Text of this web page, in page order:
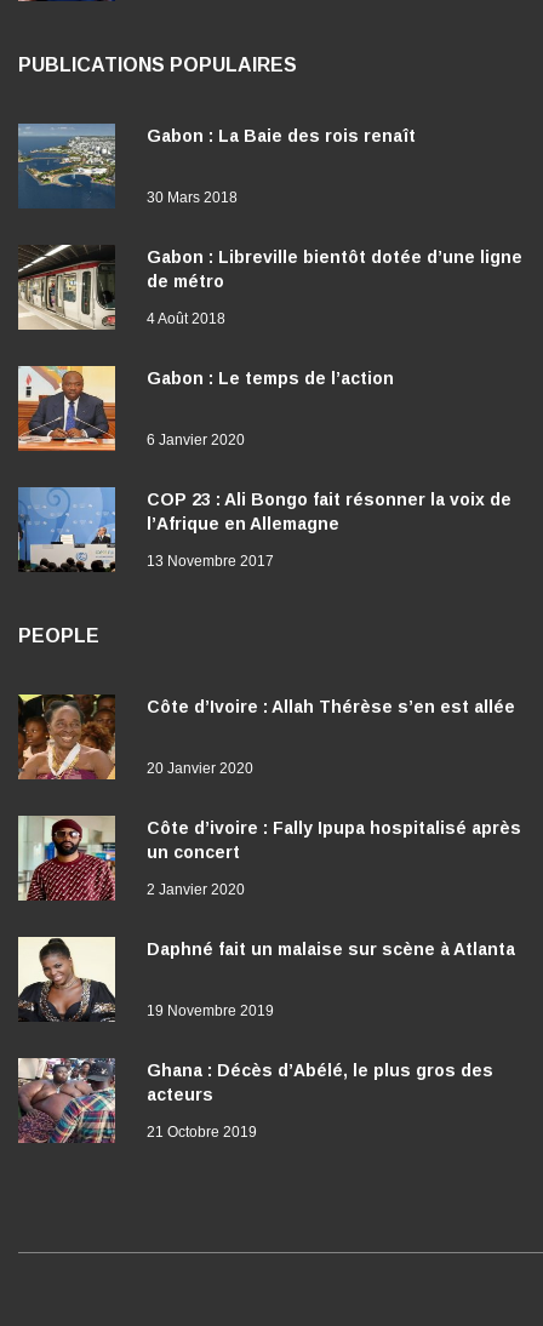
PUBLICATIONS POPULAIRES
Gabon : La Baie des rois renaît
30 Mars 2018
Gabon : Libreville bientôt dotée d’une ligne
de métro
4 Août 2018
Gabon : Le temps de l’action
6 Janvier 2020
COP 23 : Ali Bongo fait résonner la voix de
l’Afrique en Allemagne
13 Novembre 2017
PEOPLE
Côte d’Ivoire : Allah Thérèse s’en est allée
20 Janvier 2020
Côte d’ivoire : Fally Ipupa hospitalisé après
un concert
2 Janvier 2020
Daphné fait un malaise sur scène à Atlanta
19 Novembre 2019
Ghana : Décès d’Abélé, le plus gros des
acteurs
21 Octobre 2019